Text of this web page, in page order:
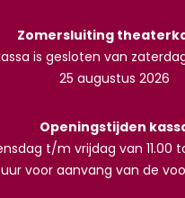
Zomersluiting
is gesloten van
25 augustus 2026
Openingstijden
t/m vrijdag van 11.00
uur voor aanvang van de